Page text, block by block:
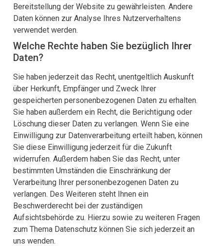
Bereitstellung der Website zu gewährleisten. Andere
Daten können zur Analyse Ihres Nutzerverhaltens
verwendet werden.
Welche Rechte haben Sie bezüglich Ihrer
Daten?
Sie haben jederzeit das Recht, unentgeltlich Auskunft
über Herkunft, Empfänger und Zweck Ihrer
gespeicherten personenbezogenen Daten zu erhalten.
Sie haben außerdem ein Recht, die Berichtigung oder
Löschung dieser Daten zu verlangen. Wenn Sie eine
Einwilligung zur Datenverarbeitung erteilt haben, können
Sie diese Einwilligung jederzeit für die Zukunft
widerrufen. Außerdem haben Sie das Recht, unter
bestimmten Umständen die Einschränkung der
Verarbeitung Ihrer personenbezogenen Daten zu
verlangen. Des Weiteren steht Ihnen ein
Beschwerderecht bei der zuständigen
Aufsichtsbehörde zu. Hierzu sowie zu weiteren Fragen
zum Thema Datenschutz können Sie sich jederzeit an
uns wenden.